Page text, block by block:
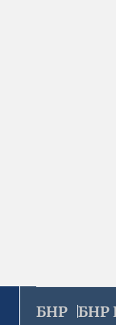
БНР БНР